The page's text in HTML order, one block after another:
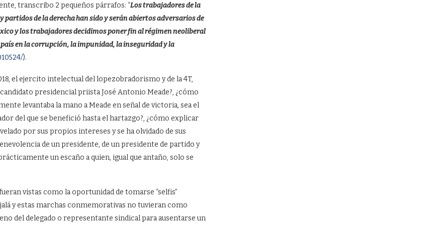
transcribo 2 pequeños párrafos: “Los trabajadores de la
de la derecha han sido y serán abiertos adversarios de
y los trabajadores decidimos poner fin al régimen neoliberal
en la corrupción, la impunidad, la inseguridad y la
).
el ejercito intelectual del lopezobradorismo y de la 4T,
presidencial priista José Antonio Meade?, ¿cómo
levantaba la mano a Meade en señal de victoria, sea el
del que se benefició hasta el hartazgo?, ¿cómo explicar
por sus propios intereses y se ha olvidado de sus
de un presidente, de un presidente de partido y
un escaño a quien, igual que antaño, solo se
vistas como la oportunidad de tomarse “selfis”
y estas marchas conmemorativas no tuvieran como
del delegado o representante sindical para ausentarse un